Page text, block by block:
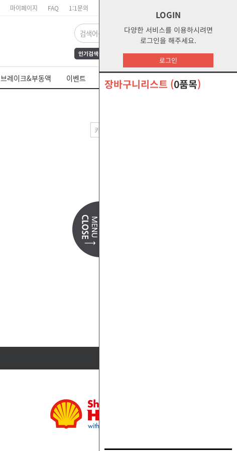
LOGIN
다양한 서비스를 이용하시려면
로그인을 해주세요.
로그인
장바구니리스트 (0품목)
마이페이지 FAQ 1:1문의 장바구니
인기검색어 FrAmE30 12
s1
water
부동액
s2g
glycol
오말라s2g
브레이크&부동액 이벤트 쉘 제품 MSDS